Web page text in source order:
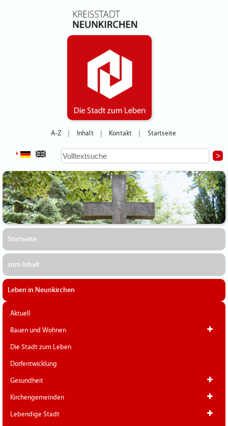
A-Z Inhalt Kontakt Startseite
Startseite
zum Inhalt
Leben in Neunkirchen
Aktuell
Bauen und Wohnen
Die Stadt zum Leben
Dorfentwicklung
Gesundheit
Kirchengemeinden
Lebendige Stadt